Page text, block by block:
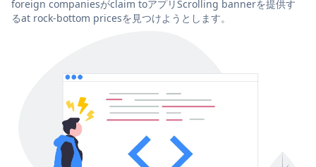
foreign companiesがclaim toアプリScrolling bannerを提供す
るat rock-bottom pricesを見つけようとします。